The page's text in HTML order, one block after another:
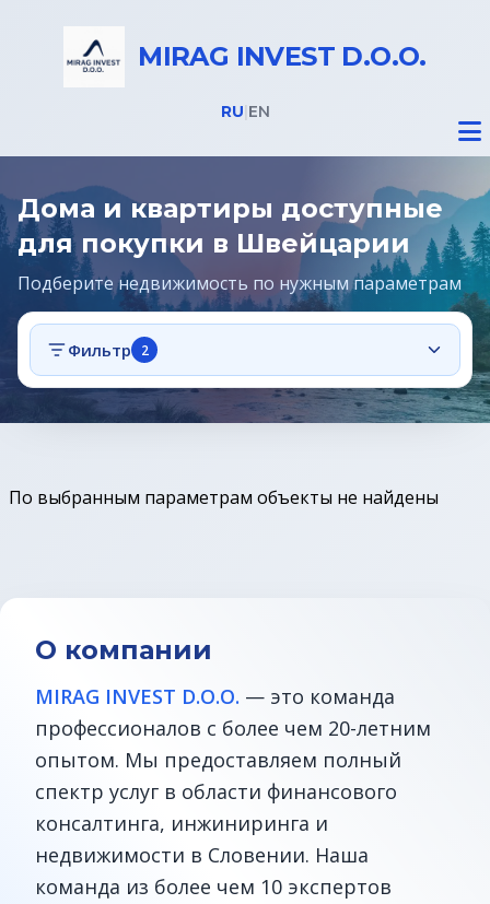
MIRAG INVEST D.O.O.
RU EN
Недвижимость
Все объекты
Дома на Бледе
Квартиры в Любляне
Квартиры у моря
Дома в Любляне
Фермы в Словении
Офисы в Любляне
Дома и квартиры доступные
для покупки в Швейцарии
Подберите недвижимость по нужным параметрам
Фильтр 2
По выбранным параметрам объекты не найдены
О компании
MIRAG INVEST D.O.O. — это команда
профессионалов с более чем 20-летним
опытом. Мы предоставляем полный
спектр услуг в области финансового
консалтинга, инжиниринга и
недвижимости в Словении. Наша
команда из более чем 10 экспертов